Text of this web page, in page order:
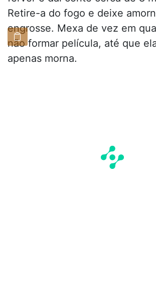
Retire-a do fogo e deixe
engrosse. Mexa de vez em
não formar película, até que
apenas morna.